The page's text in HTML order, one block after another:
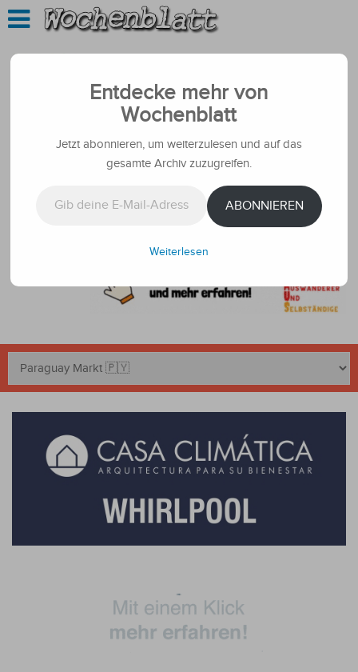
Entdecke mehr von
Wochenblatt
Jetzt abonnieren, um weiterzulesen und auf das
gesamte Archiv zuzugreifen.
ABONNIEREN
Weiterlesen